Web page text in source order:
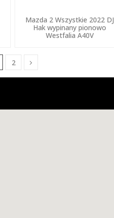
Mazda 2 Wszystkie 2022 DJ
Hak wypinany pionowo
Westfalia A40V
2